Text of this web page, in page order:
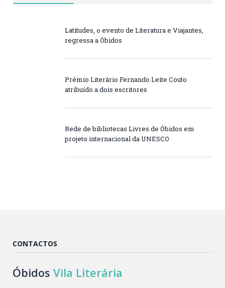
Latitudes, o evento de Literatura e Viajantes,
regressa a Óbidos
Prémio Literário Fernando Leite Couto
atribuído a dois escritores
Rede de bibliotecas Livres de Óbidos em
projeto internacional da UNESCO
CONTACTOS
Óbidos Vila Literária